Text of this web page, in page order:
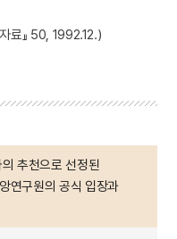
료』 50, 1992.12.)
추천으로 선정된
연구원의 공식 입장과